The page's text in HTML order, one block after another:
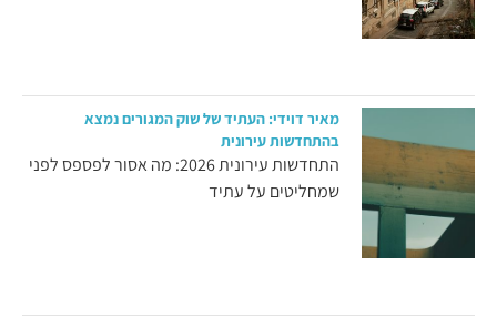
מאיר דוידי: העתיד של שוק המגורים נמצא
בהתחדשות עירונית
התחדשות עירונית 2026: מה אסור לפספס לפני
שמחליטים על עתיד